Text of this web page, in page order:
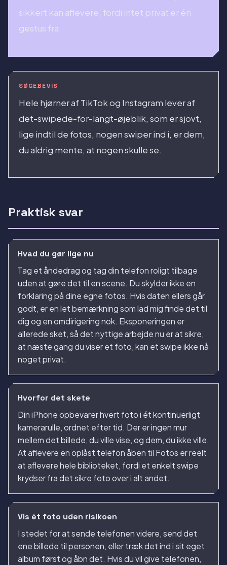
sikkert kan aflevere, fordi intet privat er én
gestus fra.
SØGEBEVIS
Hele hjørner af TikTok og Instagram lever af
det-swipede-for-langt-øjeblik, som er sjovt,
lige indtil de fotos, nogen swiper ind i, er dem,
du aldrig mente, at nogen skulle se.
Praktisk svar
Hvad du gør lige nu
Tag et åndedrag og tag din telefon roligt tilbage
uden at gøre det til en scene. Du skylder ikke en
forklaring på dine egne fotos. Hvis daten ellers går
godt, er en let bemærkning som lad mig finde det til
dig og en omdirigering nok. Eksponeringen er
allerede sket, så det nyttige arbejde nu er at sikre,
at næste gang du viser et foto, kan et swipe ikke nå
noget privat.
Hvorfor det skete
Din iPhone opbevarer hvert foto i ét kontinuerligt
kamerarulle, ordnet efter tid. Der er ingen mur
mellem det billede, du ville vise, og dem, du ikke ville.
At aflevere en oplåst telefon åben til Fotos er reelt
at aflevere hele biblioteket, fordi et enkelt swipe
krydser fra det sikre foto over i alt andet.
Vis ét foto uden risikoen
I stedet for at sende telefonen videre, send det
ene billede til personen, eller træk det ind i sit eget
album først og åbn det. Hvis du vil give telefonen,